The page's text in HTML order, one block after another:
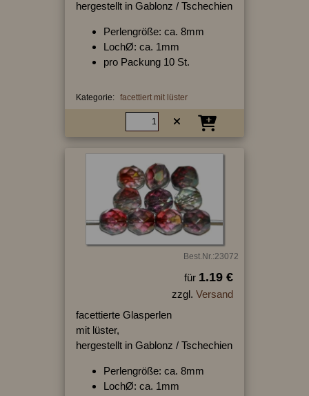
hergestellt in Gablonz / Tschechien
Perlengröße: ca. 8mm
LochØ: ca. 1mm
pro Packung 10 St.
Kategorie: facettiert mit lüster
Best.Nr.:23072
für 1.19 €
zzgl. Versand
facettierte Glasperlen
mit lüster,
hergestellt in Gablonz / Tschechien
Perlengröße: ca. 8mm
LochØ: ca. 1mm